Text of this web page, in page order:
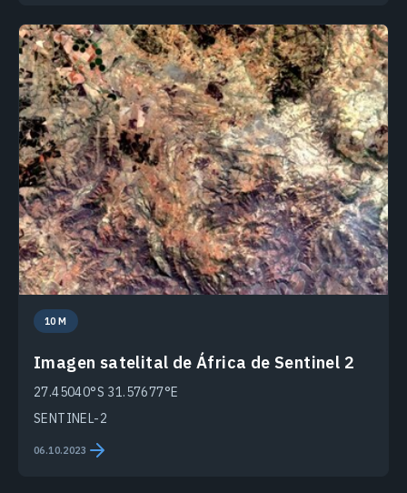
10 M
Imagen satelital de África de Sentinel 2
27.45040°S 31.57677°E
SENTINEL-2
06.10.2023